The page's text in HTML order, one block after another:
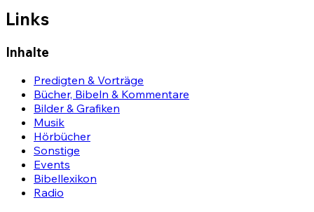
Links
Inhalte
Predigten & Vorträge
Bücher, Bibeln & Kommentare
Bilder & Grafiken
Musik
Hörbücher
Sonstige
Events
Bibellexikon
Radio